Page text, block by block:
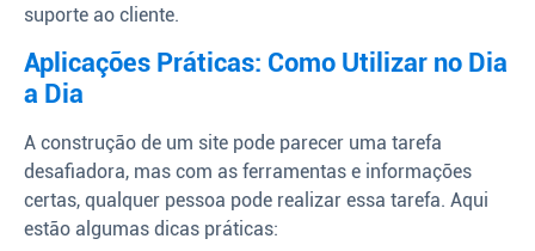
suporte ao cliente.
Aplicações Práticas: Como Utilizar no Dia
a Dia
A construção de um site pode parecer uma tarefa
desafiadora, mas com as ferramentas e informações
certas, qualquer pessoa pode realizar essa tarefa. Aqui
estão algumas dicas práticas: